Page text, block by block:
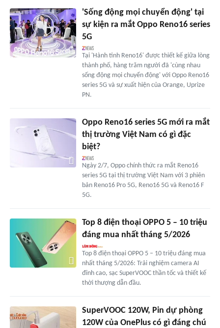
'Sống động mọi chuyển động' tại
sự kiện ra mắt Oppo Reno16 series
5G
Tại 'Hành tinh Reno16' được thiết kế giữa lòng
thành phố, hàng trăm người đã 'cùng nhau
sống động mọi chuyển động' với Oppo Reno16
series 5G và sự xuất hiện của Orange, Uprize
PN.
Oppo Reno16 series 5G mới ra mắt
thị trường Việt Nam có gì đặc
biệt?
Ngày 2/7, Oppo chính thức ra mắt Reno16
series 5G tại thị trường Việt Nam với 3 phiên
bản Reno16 Pro 5G, Reno16 5G và Reno16 F
5G.
Top 8 điện thoại OPPO 5 – 10 triệu
đáng mua nhất tháng 5/2026
Top 8 điện thoại OPPO 5 – 10 triệu đáng mua
nhất tháng 5/2026: Trải nghiệm camera AI
đỉnh cao, sạc SuperVOOC thần tốc và thiết kế
thời thượng dẫn đầu.
SuperVOOC 120W, Pin dự phòng
120W của OnePlus có gì đáng chú